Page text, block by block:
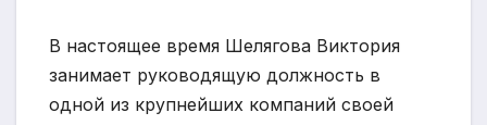
В настоящее время Шелягова Виктория
занимает руководящую должность в
одной из крупнейших компаний своей